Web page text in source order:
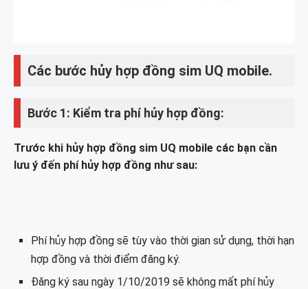
Các bước hủy hợp đồng sim UQ mobile.
Bước 1: Kiểm tra phí hủy hợp đồng:
Trước khi hủy hợp đồng sim UQ mobile các bạn cần
lưu ý đến phí hủy hợp đồng như sau:
Phí hủy hợp đồng sẽ tùy vào thời gian sử dụng, thời hạn
hợp đồng và thời điểm đăng ký.
Đăng ký sau ngày 1/10/2019 sẽ không mất phí hủy